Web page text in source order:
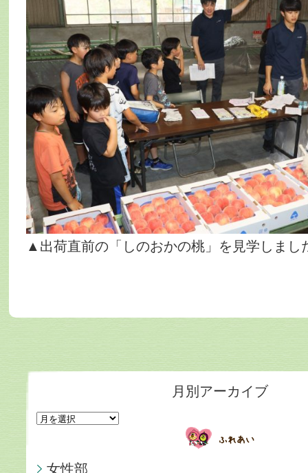
▲出荷直前の「しのおかの桃」を見学しまし
月別アーカイブ
女性部